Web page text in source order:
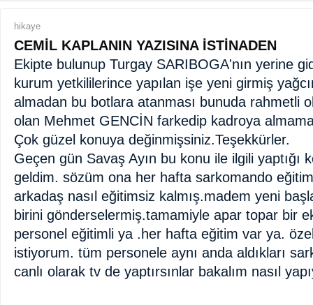
hikaye
CEMİL KAPLANIN YAZISINA İSTİNADEN
Ekipte bulunup Turgay SARIBOGA'nın yerine
kurum yetkililerince yapılan işe yeni girmiş
almadan bu botlara atanması bunuda rahmetli
olan Mehmet GENCİN farkedip kadroya
Çok güzel konuya değinmişsiniz.Teşekkürler.
Geçen gün Savaş Ayın bu konu ile ilgili yaptığı
geldim. sözüm ona her hafta sarkomando
arkadaş nasıl eğitimsiz kalmış.madem yeni
birini gönderselermiş.tamamiyle apar topar bir
personel eğitimli ya .her hafta eğitim var ya.
istiyorum. tüm personele aynı anda aldıkları
canlı olarak tv de yaptırsınlar bakalım nasıl